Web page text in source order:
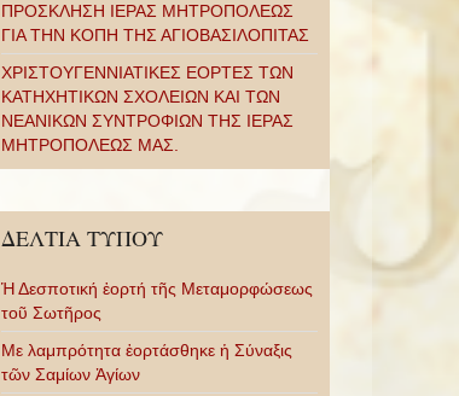
ΠΡΟΣΚΛΗΣΗ ΙΕΡΑΣ ΜΗΤΡΟΠΟΛΕΩΣ
ΓΙΑ ΤΗΝ ΚΟΠΗ ΤΗΣ ΑΓΙΟΒΑΣΙΛΟΠΙΤΑΣ
ΧΡΙΣΤΟΥΓΕΝΝΙΑΤΙΚΕΣ ΕΟΡΤΕΣ ΤΩΝ
ΚΑΤΗΧΗΤΙΚΩΝ ΣΧΟΛΕΙΩΝ ΚΑΙ ΤΩΝ
ΝΕΑΝΙΚΩΝ ΣΥΝΤΡΟΦΙΩΝ ΤΗΣ ΙΕΡΑΣ
ΜΗΤΡΟΠΟΛΕΩΣ ΜΑΣ.
ΔΕΛΤΙΑ ΤΥΠΟΥ
Ἡ Δεσποτική ἑορτή τῆς Μεταμορφώσεως
τοῦ Σωτῆρος
Με λαμπρότητα ἑορτάσθηκε ἡ Σύναξις
τῶν Σαμίων Ἁγίων